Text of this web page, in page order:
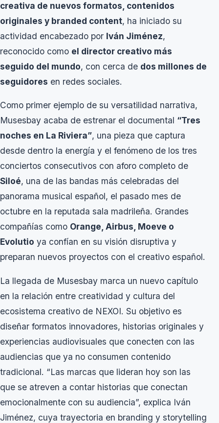
creativa de nuevos formatos, contenidos
originales y branded content, ha iniciado su
actividad encabezado por Iván Jiménez,
reconocido como el director creativo más
seguido del mundo, con cerca de dos millones de
seguidores en redes sociales.
Como primer ejemplo de su versatilidad narrativa,
Musesbay acaba de estrenar el documental “Tres
noches en La Riviera”, una pieza que captura
desde dentro la energía y el fenómeno de los tres
conciertos consecutivos con aforo completo de
Siloé, una de las bandas más celebradas del
panorama musical español, el pasado mes de
octubre en la reputada sala madrileña. Grandes
compañías como Orange, Airbus, Moeve o
Evolutio ya confían en su visión disruptiva y
preparan nuevos proyectos con el creativo español.
La llegada de Musesbay marca un nuevo capítulo
en la relación entre creatividad y cultura del
ecosistema creativo de NEXOI. Su objetivo es
diseñar formatos innovadores, historias originales y
experiencias audiovisuales que conecten con las
audiencias que ya no consumen contenido
tradicional. “Las marcas que lideran hoy son las
que se atreven a contar historias que conectan
emocionalmente con su audiencia”, explica Iván
Jiménez, cuya trayectoria en branding y storytelling